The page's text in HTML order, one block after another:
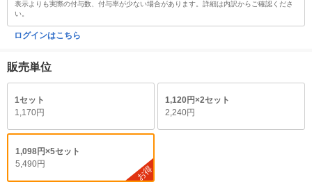
表示よりも実際の付与数、付与率が少ない場合があります。詳細は内訳からご確認くださ
い。
ログインはこちら
販売単位
1セット
1,170円
1,120円×2セット
2,240円
1,098円×5セット
5,490円
お得